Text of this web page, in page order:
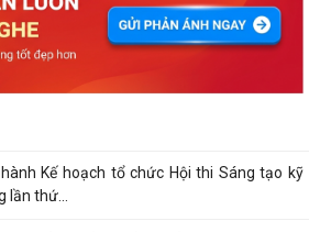
SAU 01 NĂM THỰC HIỆN MÔ HÌNH CHÍNH
Kế hoạch tổ chức Hội thi Sáng tạo kỹ
lần thứ...